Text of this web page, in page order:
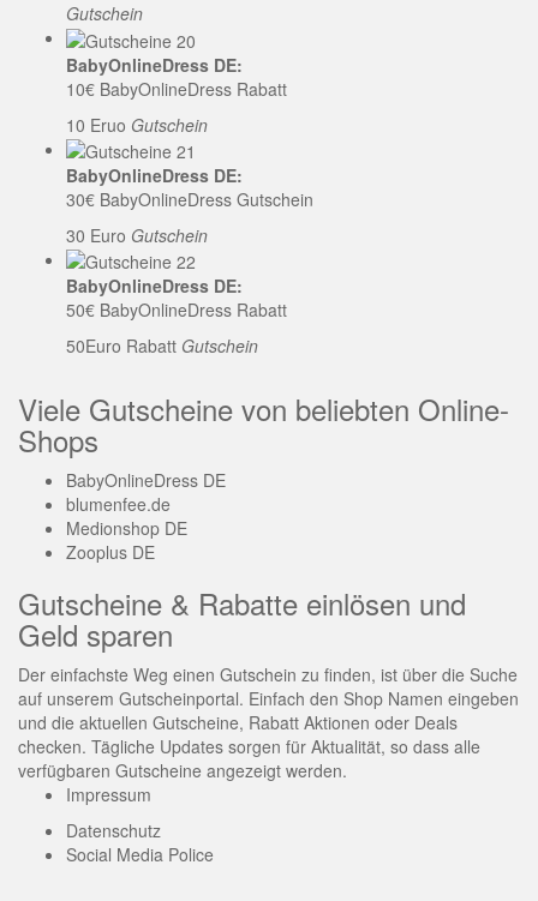
Gutschein
BabyOnlineDress DE:
10€ BabyOnlineDress Rabatt
10 Eruo Gutschein
BabyOnlineDress DE:
30€ BabyOnlineDress Gutschein
30 Euro Gutschein
BabyOnlineDress DE:
50€ BabyOnlineDress Rabatt
50Euro Rabatt Gutschein
Viele Gutscheine von beliebten Online-
Shops
BabyOnlineDress DE
blumenfee.de
Medionshop DE
Zooplus DE
Gutscheine & Rabatte einlösen und
Geld sparen
Der einfachste Weg einen Gutschein zu finden, ist über die Suche
auf unserem Gutscheinportal. Einfach den Shop Namen eingeben
und die aktuellen Gutscheine, Rabatt Aktionen oder Deals
checken. Tägliche Updates sorgen für Aktualität, so dass alle
verfügbaren Gutscheine angezeigt werden.
Impressum
Datenschutz
Social Media Police